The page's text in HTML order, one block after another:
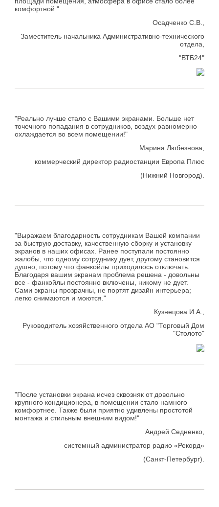
комфортной."
Осадченко С.В.,
Заместитель начальника Административно-технического
отдела,
"ВТБ24"
"Реально лучше стало с Вашими экранами. Больше нет
точечного попадания в сотрудников, воздух равномерно
охлаждается во всем помещении!"
Марина Любезнова,
коммерческий директор радиостанции Европа Плюс
(Нижний Новгород).
"Выражаем благодарность сотрудникам Вашей компании
за быструю доставку, качественную сборку и установку
экранов в наших офисах. Ранее поступали постоянно
жалобы, что одному сотруднику дует, другому становится
душно, потому что фанкойлы приходилось отключать.
Благодаря вашим экранам проблема решена - довольны
все - фанкойлы постоянно включены, никому не дует.
Сами экраны прозрачны, не портят дизайн интерьера;
легко снимаются и моются."
Кузнецова И.А.,
Руководитель хозяйственного отдела АО "Торговый Дом
"Столото"
"После установки экрана исчез сквозняк от довольно
крупного кондиционера, в помещении стало намного
комфортнее. Также были приятно удивлены простотой
монтажа и стильным внешним видом!"
Андрей Седненко,
системный администратор радио «Рекорд»
(Санкт-Петербург).